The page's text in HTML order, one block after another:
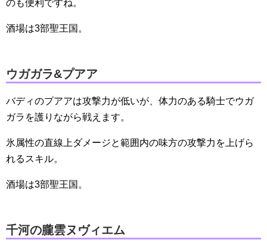
のも便利ですね。
酒場は3部聖王国。
ウガガラ&プアア
バディのプアアは攻撃力が低いが、体力のある騎士でウガ
ガラを護りながら戦えます。
氷属性の直線上ダメージと範囲内の味方の攻撃力を上げら
れるスキル。
酒場は3部聖王国。
千河の朧雲ヌヴィエム